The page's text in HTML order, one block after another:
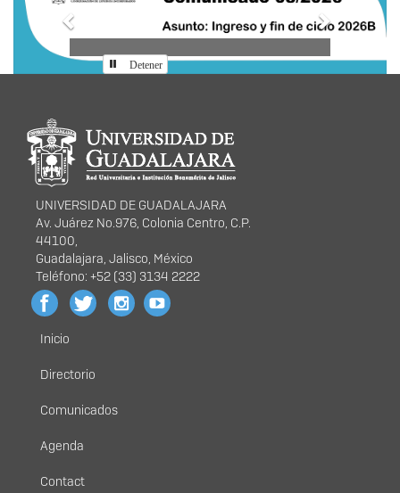
Detener
Información del
portal
UNIVERSIDAD DE GUADALAJARA
Av. Juárez No.976, Colonia Centro, C.P.
44100,
Guadalajara, Jalisco, México
Teléfono: +52 (33) 3134 2222
Menú
principal
Inicio
Directorio
Comunicados
Agenda
Contact